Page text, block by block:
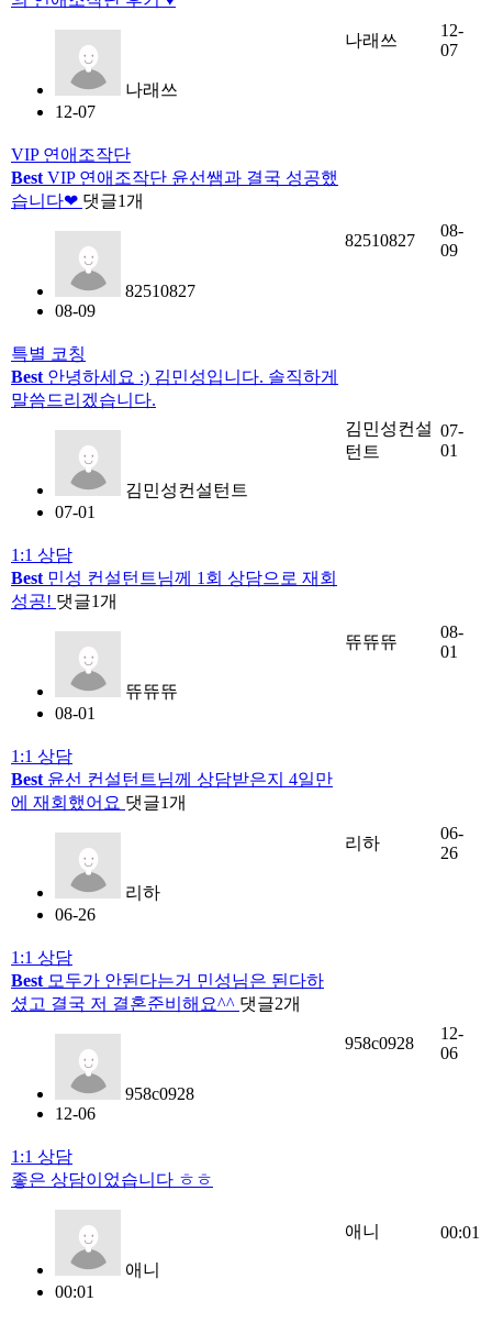
나래쓰
12-07
나래쓰
12-
07
VIP 연애조작단
Best VIP 연애조작단 윤선쌤과 결국 성공했
습니다❤ 댓글1개
82510827
08-09
82510827
08-
09
특별 코칭
Best 안녕하세요 :) 김민성입니다. 솔직하게
말씀드리겠습니다.
김민성컨설턴트
07-01
김민성컨설
턴트
07-
01
1:1 상담
Best 민성 컨설턴트님께 1회 상담으로 재회
성공! 댓글1개
뜌뜌뜌
08-01
뜌뜌뜌
08-
01
1:1 상담
Best 윤선 컨설턴트님께 상담받은지 4일만
에 재회했어요 댓글1개
리하
06-26
리하
06-
26
1:1 상담
Best 모두가 안된다는거 민성님은 된다하
셨고 결국 저 결혼준비해요^^ 댓글2개
958c0928
12-06
958c0928
12-
06
1:1 상담
좋은 상담이었습니다 ㅎㅎ
애니
00:01
애니 00:01